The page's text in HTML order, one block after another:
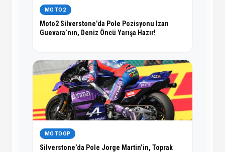
MOTO2
Moto2 Silverstone’da Pole Pozisyonu Izan
Guevara’nın, Deniz Öncü Yarışa Hazır!
MOTOGP
Silverstone’da Pole Jorge Martin’in, Toprak